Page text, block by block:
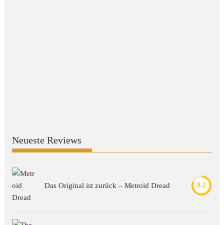
Neueste Reviews
Das Original ist zurück – Metroid Dread 8.2